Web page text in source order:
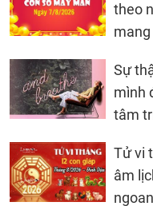
theo
Sự
mình
tâm
Tử vi
âm